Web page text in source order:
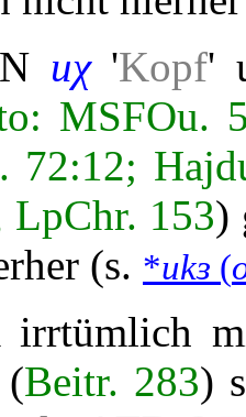
uχ'Kopf'
MSFOu.
72:12;
LpChr. 153)
(s. *ukɜ (
irrtümlich
Beitr. 283)